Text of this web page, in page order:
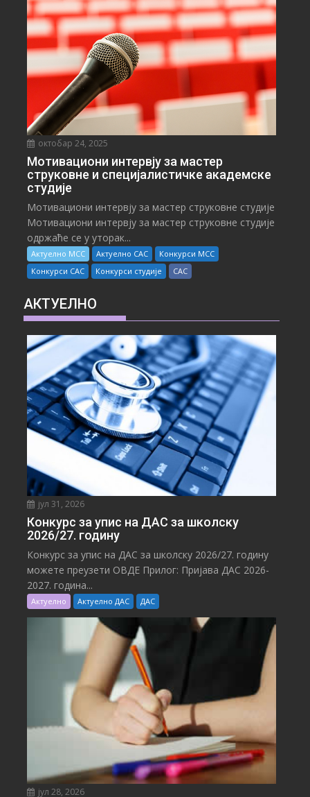
октобар 24, 2025
Мотивациони интервју за мастер
струковне и специјалистичке академске
студије
Мотивациони интервју за мастер струковне студије
Мотивациони интервју за мастер струковне студије
одржаће се у уторак...
Актуелно МСС Актуелно САС
Конкурси МСС
Конкурси САС
Конкурси студије САС
АКТУЕЛНО
јул 31, 2026
Конкурс за упис на ДАС за школску
2026/27. годину
Конкурс за упис на ДАС за школску 2026/27. годину
можете преузети ОВДЕ Прилог: Пријава ДАС 2026-
2027. година...
Актуелно Актуелно ДАС ДАС
јул 28, 2026